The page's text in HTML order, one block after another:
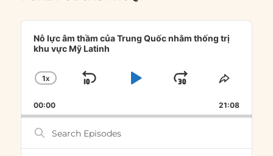
Audio
Player
Nỗ lực âm thầm của Trung Quốc nhằm thống trị
khu vực Mỹ Latinh
CHANGE
RATE
1X
SKIP
PLAYJUMP
FORWARD
SHARE
00:00 21:08
Search
Episodes